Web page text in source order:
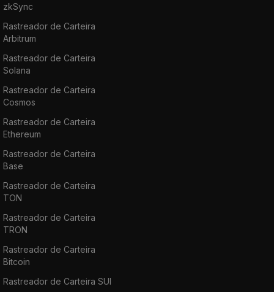
zkSync
Rastreador de Carteira
Arbitrum
Rastreador de Carteira
Solana
Rastreador de Carteira
Cosmos
Rastreador de Carteira
Ethereum
Rastreador de Carteira
Base
Rastreador de Carteira
TON
Rastreador de Carteira
TRON
Rastreador de Carteira
Bitcoin
Rastreador de Carteira SUI